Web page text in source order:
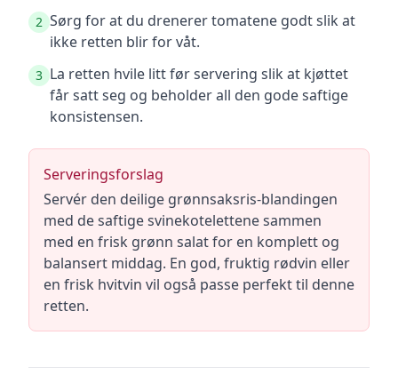
2 Sørg for at du drenerer tomatene godt slik at
ikke retten blir for våt.
3 La retten hvile litt før servering slik at kjøttet
får satt seg og beholder all den gode saftige
konsistensen.
Serveringsforslag
Servér den deilige grønnsaksris-blandingen
med de saftige svinekotelettene sammen
med en frisk grønn salat for en komplett og
balansert middag. En god, fruktig rødvin eller
en frisk hvitvin vil også passe perfekt til denne
retten.